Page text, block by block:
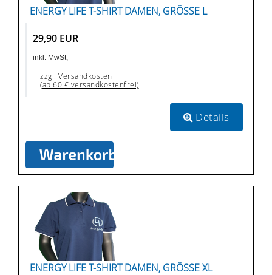
ENERGY LIFE T-SHIRT DAMEN, GRÖSSE L
29,90 EUR
inkl. MwSt,
zzgl. Versandkosten
(ab 60 € versandkostenfrei)
Details
ENERGY LIFE T-SHIRT DAMEN, GRÖSSE XL